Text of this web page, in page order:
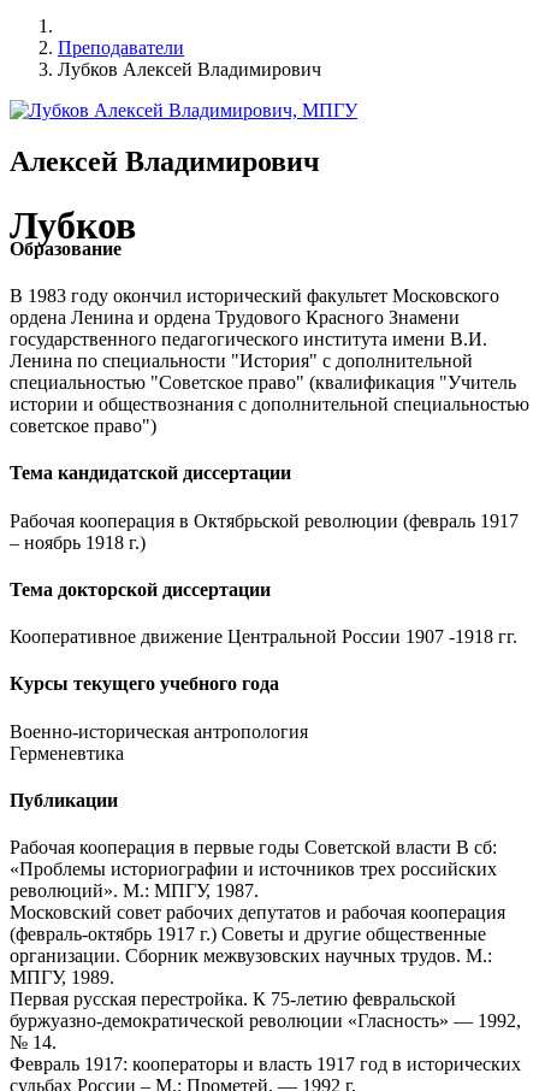
Преподаватели
Лубков Алексей Владимирович
Алексей Владимирович
Лубков
Образование
В 1983 году окончил исторический факультет Московского
ордена Ленина и ордена Трудового Красного Знамени
государственного педагогического института имени В.И.
Ленина по специальности "История" с дополнительной
специальностью "Советское право" (квалификация "Учитель
истории и обществознания с дополнительной специальностью
советское право")
Тема кандидатской диссертации
Рабочая кооперация в Октябрьской революции (февраль 1917
– ноябрь 1918 г.)
Тема докторской диссертации
Кооперативное движение Центральной России 1907 -1918 гг.
Курсы текущего учебного года
Военно-историческая антропология
Герменевтика
Публикации
Рабочая кооперация в первые годы Советской власти В сб:
«Проблемы историографии и источников трех российских
революций». М.: МПГУ, 1987.
Московский совет рабочих депутатов и рабочая кооперация
(февраль-октябрь 1917 г.) Советы и другие общественные
организации. Сборник межвузовских научных трудов. М.:
МПГУ, 1989.
Первая русская перестройка. К 75-летию февральской
буржуазно-демократической революции «Гласность» — 1992,
№ 14.
Февраль 1917: кооператоры и власть 1917 год в исторических
судьбах России – М.: Прометей, — 1992 г.